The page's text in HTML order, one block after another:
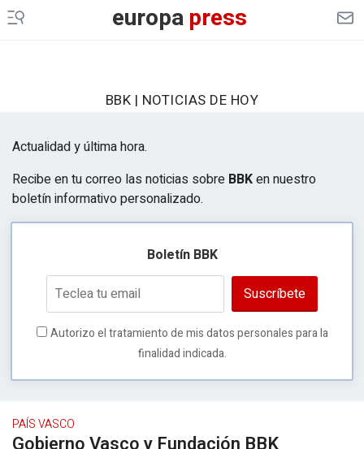
europapress
BBK | NOTICIAS DE HOY
Actualidad y última hora.
Recibe en tu correo las noticias sobre BBKen nuestro
boletín informativo personalizado.
Boletín BBK
Suscríbete
Autorizo el tratamiento de mis datos personales para la
finalidad indicada.
PAÍS VASCO